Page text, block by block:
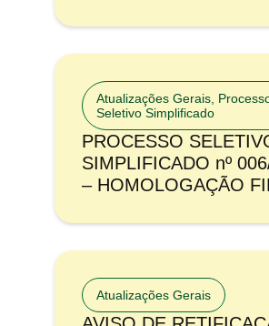
Atualizações Gerais
Seletivo Simplificado
PROCESSO
SIMPLIFICADO nº
– HOMOLOGAÇÃO
Atualizações Gerais